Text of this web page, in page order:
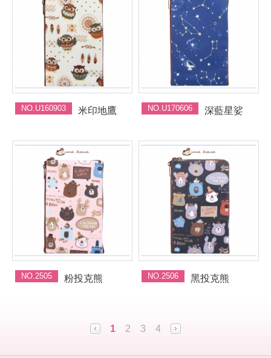
NO.U160903 米印地鷹 NO.U170606 深藍星娑
NO.2505 粉投克熊 NO.2506 黑投克熊
1 2 3 4